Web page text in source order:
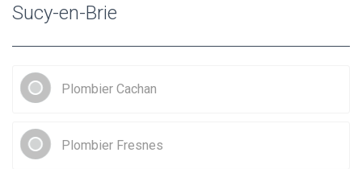
Sucy-en-Brie
Plombier Cachan
Plombier Fresnes